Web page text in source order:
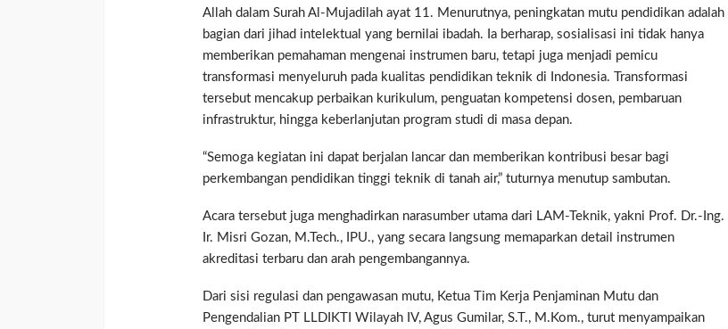
Allah dalam Surah Al-Mujadilah ayat 11. Menurutnya, peningkatan mutu pendidikan adalah
bagian dari jihad intelektual yang bernilai ibadah. Ia berharap, sosialisasi ini tidak hanya
memberikan pemahaman mengenai instrumen baru, tetapi juga menjadi pemicu
transformasi menyeluruh pada kualitas pendidikan teknik di Indonesia. Transformasi
tersebut mencakup perbaikan kurikulum, penguatan kompetensi dosen, pembaruan
infrastruktur, hingga keberlanjutan program studi di masa depan.
“Semoga kegiatan ini dapat berjalan lancar dan memberikan kontribusi besar bagi
perkembangan pendidikan tinggi teknik di tanah air,” tuturnya menutup sambutan.
Acara tersebut juga menghadirkan narasumber utama dari LAM-Teknik, yakni Prof. Dr.-Ing.
Ir. Misri Gozan, M.Tech., IPU., yang secara langsung memaparkan detail instrumen
akreditasi terbaru dan arah pengembangannya.
Dari sisi regulasi dan pengawasan mutu, Ketua Tim Kerja Penjaminan Mutu dan
Pengendalian PT LLDIKTI Wilayah IV, Agus Gumilar, S.T., M.Kom., turut menyampaikan